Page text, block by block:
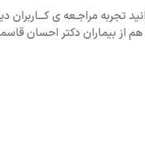
تجربه مراجـعه ی
از بیماران دکتر احسان